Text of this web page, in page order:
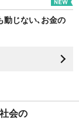
動じない､お金の
社会の